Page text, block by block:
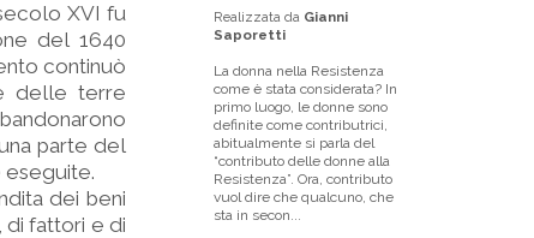
XVI fu
del 1640
continuò
delle terre
parte del
eseguite.
dei beni
di fattori e di
Realizzata da Gianni
Saporetti
La donna nella Resistenza
come è stata considerata? In
primo luogo, le donne sono
definite come contributrici,
abitualmente si parla del
“contributo delle donne alla
Resistenza”. Ora, contributo
vuol dire che qualcuno, che
sta in secon...